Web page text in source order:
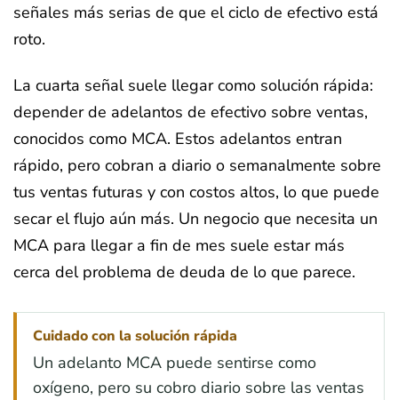
señales más serias de que el ciclo de efectivo está
roto.
La cuarta señal suele llegar como solución rápida:
depender de adelantos de efectivo sobre ventas,
conocidos como MCA. Estos adelantos entran
rápido, pero cobran a diario o semanalmente sobre
tus ventas futuras y con costos altos, lo que puede
secar el flujo aún más. Un negocio que necesita un
MCA para llegar a fin de mes suele estar más
cerca del problema de deuda de lo que parece.
Cuidado con la solución rápida
Un adelanto MCA puede sentirse como
oxígeno, pero su cobro diario sobre las ventas